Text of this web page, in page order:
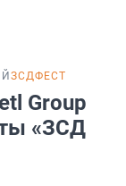
ЗСДФЕСТ
Group
«ЗСД